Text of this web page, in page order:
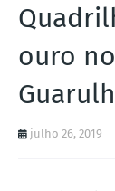
ouro
julho 26, 2019